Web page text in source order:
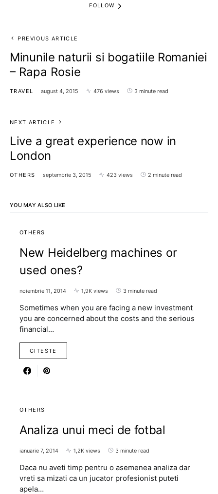
FOLLOW
PREVIOUS ARTICLE
Minunile naturii si bogatiile Romaniei
– Rapa Rosie
TRAVEL august 4, 2015 476 views 3 minute read
NEXT ARTICLE
Live a great experience now in
London
OTHERS septembrie 3, 2015 423 views 2 minute read
YOU MAY ALSO LIKE
OTHERS
New Heidelberg machines or
used ones?
noiembrie 11, 2014 1,9K views 3 minute read
Sometimes when you are facing a new investment
you are concerned about the costs and the serious
financial…
CITESTE
OTHERS
Analiza unui meci de fotbal
ianuarie 7, 2014 1,2K views 3 minute read
Daca nu aveti timp pentru o asemenea analiza dar
vreti sa mizati ca un jucator profesionist puteti
apela…